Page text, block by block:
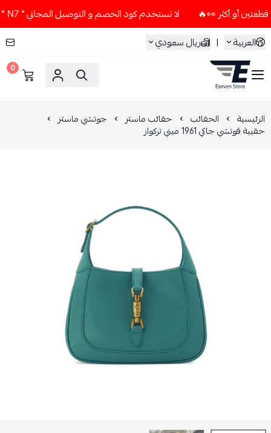
لا تستخدم كود الخصم و التوصيل المجاني " N7 " إلا إذا طلبت قطعتين أو أكثر 👀🔥
العربية
| ريال سعودي
ESEVEN STORE
0
الرئيسية الحقائب حقائب ماستر جوتشي ماستر
حقيبة قوتشي جاكي 1961 ميني تركواز